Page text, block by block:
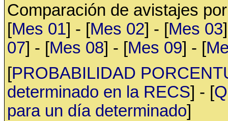
Comparación de avistajes
[Mes 01] - [Mes 02] - [Mes 03
07] - [Mes 08] - [Mes 09] - [
[PROBABILIDAD
determinado en la RECS] - [
para un día determinado]